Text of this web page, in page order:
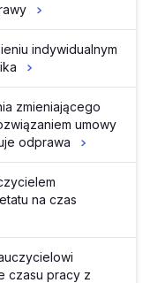
indywidualnym
zmieniającego
umowy
odprawa
na czas
czasu pracy z